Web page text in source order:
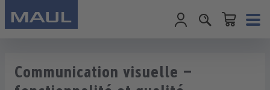
Le panier
Communication visuelle –